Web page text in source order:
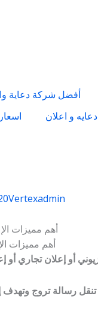
دعايه و اعلان
Vertexadmin
أهم مميزات